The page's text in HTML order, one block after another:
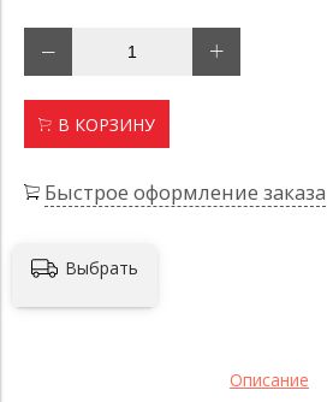
В КОРЗИНУ
Быстрое оформление заказа
Выбрать
Описание